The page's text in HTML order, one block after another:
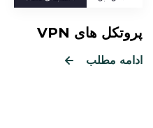
پروتکل های VPN
ادامه مطلب